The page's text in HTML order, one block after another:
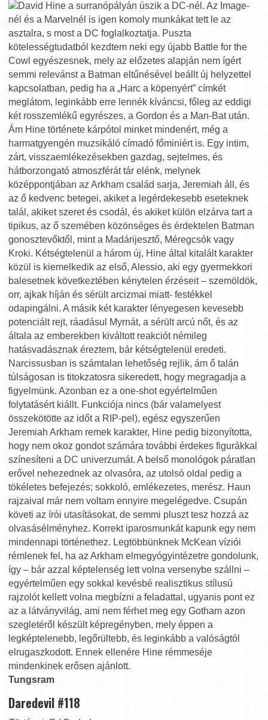
David Hine a surranópályán úszik a DC-nél. Az Image-
nél és a Marvelnél is igen komoly munkákat tett le az
asztalra, s most a DC foglalkoztatja. Puszta
kötelességtudatból kezdtem neki egy újabb Battle for the
Cowl egyészesnek, mely az előzetes alapján nem ígért
semmi relevánst a Batman eltűnésével beállt új helyzettel
kapcsolatban, pedig ha a „Harc a köpenyért” címkét
meglátom, leginkább erre lennék kíváncsi, főleg az eddigi
két rosszemlékű egyrészes, a Gordon és a Man-Bat után.
Ám Hine története kárpótol minket mindenért, még a
harmatgyengén muzsikáló címadó főminiért is. Egy intim,
zárt, visszaemlékezésekben gazdag, sejtelmes, és
hátborzongató atmoszférát tár elénk, melynek
középpontjában az Arkham család sarja, Jeremiah áll, és
az ő kedvenc betegei, akiket a legérdekesebb eseteknek
talál, akiket szeret és csodál, és akiket külön elzárva tart a
tipikus, az ő szemében közönséges és érdektelen Batman
gonosztevőktől, mint a Madárijesztő, Méregcsók vagy
Kroki. Kétségtelenül a három új, Hine által kitalált karakter
közül is kiemelkedik az első, Alessio, aki egy gyermekkori
balesetnek következtében kénytelen érzéseit – szemöldök,
orr, ajkak híján és sérült arcizmai miatt- festékkel
odapingálni. A másik két karakter lényegesen kevesebb
potenciált rejt, ráadásul Myrnát, a sérült arcú nőt, és az
általa az emberekben kiváltott reakciót némileg
hatásvadásznak éreztem, bár kétségtelenül eredeti.
Narcissusban is számtalan lehetőség rejlik, ám ő talán
túlságosan is titokzatosra sikeredett, hogy megragadja a
figyelmünk. Azonban ez a one-shot egyértelműen
folytatásért kiállt. Funkciója nincs (bár valamelyest
összekötötte az időt a RIP-pel), egész egyszerűen
Jeremiah Arkham remek karakter, Hine pedig bizonyította,
hogy nem okoz gondot számára további érdekes figurákkal
színesíteni a DC univerzumát. A belső monológok páratlan
erővel nehezednek az olvasóra, az utolsó oldal pedig a
tökéletes befejezés; sokkoló, emlékezetes, merész. Haun
rajzaival már nem voltam ennyire megelégedve. Csupán
követi az írói utasításokat, de semmi pluszt tesz hozzá az
olvasásélményhez. Korrekt iparosmunkát kapunk egy nem
mindennapi történethez. Legtöbbünknek McKean víziói
rémlenek fel, ha az Arkham elmegyógyintézetre gondolunk,
így – bár azzal képtelenség lett volna versenybe szállni –
egyértelműen egy sokkal kevésbé realisztikus stílusú
rajzolót kellett volna megbízni a feladattal, ugyanis pont ez
az a látványvilág, ami nem férhet meg egy Gotham azon
szegletéről készült képregényben, mely éppen a
legképtelenebb, legőrültebb, és leginkább a valóságtól
elrugaszkodott. Ennek ellenére Hine rémmeséje
mindenkinek erősen ajánlott.
Tungsram
Daredevil #118